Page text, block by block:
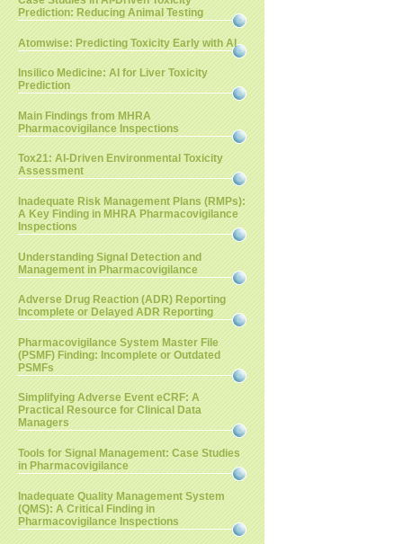
Prediction: Reducing Animal Testing
Atomwise: Predicting Toxicity Early with AI
Insilico Medicine: AI for Liver Toxicity
Prediction
Main Findings from MHRA
Pharmacovigilance Inspections
Tox21: AI-Driven Environmental Toxicity
Assessment
Inadequate Risk Management Plans (RMPs):
A Key Finding in MHRA Pharmacovigilance
Inspections
Understanding Signal Detection and
Management in Pharmacovigilance
Adverse Drug Reaction (ADR) Reporting
Incomplete or Delayed ADR Reporting
Pharmacovigilance System Master File
(PSMF) Finding: Incomplete or Outdated
PSMFs
Simplifying Adverse Event eCRF: A
Practical Resource for Clinical Data
Managers
Tools for Signal Management: Case Studies
in Pharmacovigilance
Inadequate Quality Management System
(QMS): A Critical Finding in
Pharmacovigilance Inspections